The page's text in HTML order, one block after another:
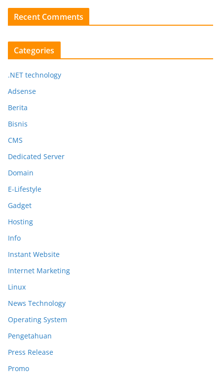
Recent Comments
Categories
.NET technology
Adsense
Berita
Bisnis
CMS
Dedicated Server
Domain
E-Lifestyle
Gadget
Hosting
Info
Instant Website
Internet Marketing
Linux
News Technology
Operating System
Pengetahuan
Press Release
Promo